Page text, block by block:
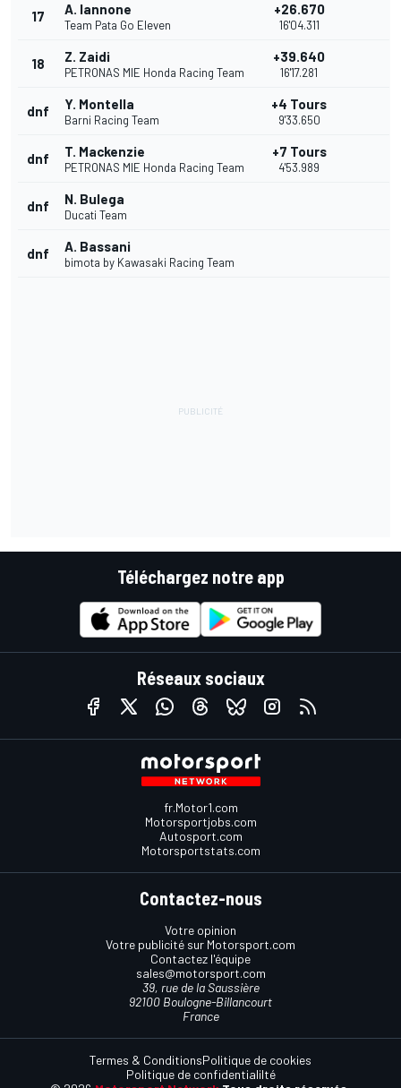
17 A. Iannone
Team Pata Go Eleven
+26.670
16'04.311
18 Z. Zaidi
PETRONAS MIE Honda Racing Team
+39.640
16'17.281
dnf Y. Montella
Barni Racing Team
+4 Tours
9'33.650
dnf T. Mackenzie
PETRONAS MIE Honda Racing Team
+7 Tours
4'53.989
dnf N. Bulega
Ducati Team
dnf A. Bassani
bimota by Kawasaki Racing Team
Téléchargez notre app
Réseaux sociaux
fr.Motor1.com
Motorsportjobs.com
Autosport.com
Motorsportstats.com
Contactez-nous
Votre opinion
Votre publicité sur Motorsport.com
Contactez l'équipe
sales@motorsport.com
39, rue de la Saussière
92100 Boulogne-Billancourt
France
Termes & ConditionsPolitique de cookies
Politique de confidentialilté